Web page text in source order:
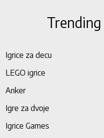
Igrice za decu
LEGO igrice
Anker
Igre za dvoje
Igrice Games